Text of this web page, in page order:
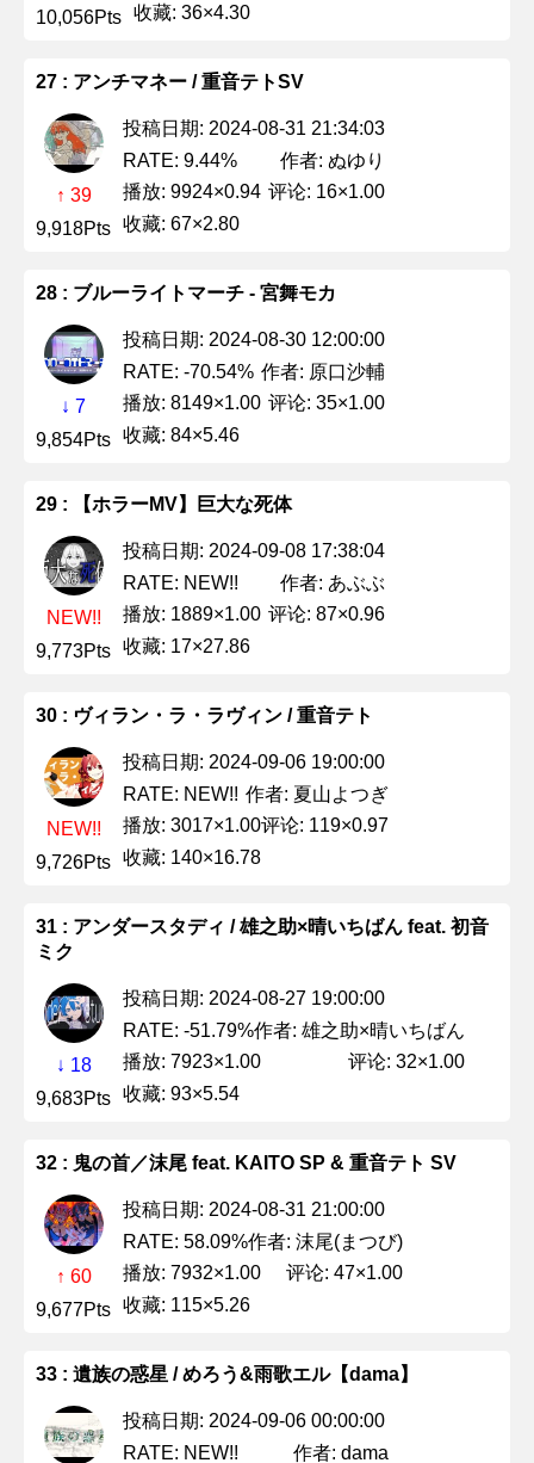
10,056Pts 收藏: 36×4.30
27 : アンチマネー / 重音テトSV
↑ 39
9,918Pts
投稿日期: 2024-08-31 21:34:03
RATE: 9.44%
作者: ぬゆり
播放: 9924×0.94 评论: 16×1.00
收藏: 67×2.80
28 : ブルーライトマーチ - 宮舞モカ
↓ 7
9,854Pts
投稿日期: 2024-08-30 12:00:00
RATE: -70.54% 作者: 原口沙輔
播放: 8149×1.00 评论: 35×1.00
收藏: 84×5.46
29 : 【ホラーMV】巨大な死体
NEW!!
9,773Pts
投稿日期: 2024-09-08 17:38:04
RATE: NEW!!
作者: あぶぶ
播放: 1889×1.00 评论: 87×0.96
收藏: 17×27.86
30 : ヴィラン・ラ・ラヴィン / 重音テト
NEW!!
9,726Pts
投稿日期: 2024-09-06 19:00:00
RATE: NEW!! 作者: 夏山よつぎ
播放: 3017×1.00评论: 119×0.97
收藏: 140×16.78
31 : アンダースタディ / 雄之助×晴いちばん feat. 初音
ミク
↓ 18
9,683Pts
投稿日期: 2024-08-27 19:00:00
RATE: -51.79%作者: 雄之助×晴いちばん
播放: 7923×1.00
评论: 32×1.00
收藏: 93×5.54
32 : 鬼の首／沫尾 feat. KAITO SP & 重音テト SV
↑ 60
9,677Pts
投稿日期: 2024-08-31 21:00:00
RATE: 58.09%作者: 沫尾(まつび)
播放: 7932×1.00
评论: 47×1.00
收藏: 115×5.26
33 : 遺族の惑星 / めろう&雨歌エル【dama】
投稿日期: 2024-09-06 00:00:00
RATE: NEW!!
作者: dama